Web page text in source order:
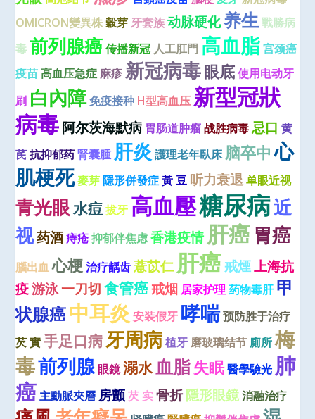
OMICRON變異株 穀芽 牙套族 动脉硬化养生 戰勝病
毒 前列腺癌 传播新冠 人工肛門 高血脂 宫颈癌
疫苗 高血压急症 麻疹 新冠病毒眼底 使用电动牙
刷 白內障免疫接种 H型高血压 新型冠狀
病毒阿尔茨海默病 胃肠道肿瘤 战胜病毒 忌口 黄
芪 抗抑郁药 腎囊腫 肝炎 護理老年臥床 脑卒中 心
肌梗死麥芽 隱形併發症 黃 豆 听力衰退 单眼近视
青光眼水痘 拔牙 高血壓糖尿病近
视药酒 痔疮 抑郁伴焦虑香港疫情 肝癌胃癌
腦出血 心梗 治疗龋齿 薏苡仁 肝癌戒煙上海抗
疫游泳一刀切 食管癌戒烟 居家护理 药物毒肝 甲
状腺癌中耳炎 安装假牙 哮喘预防胜于治疗
芡 實 手足口病牙周病 植牙 磨玻璃结节 廁所 梅
毒前列腺 眼鏡溺水血脂失眠醫學驗光 肺
癌 主動脈夾層 房颤 芡 实 骨折隱形眼鏡消融治疗